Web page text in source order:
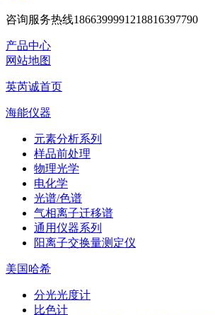
咨询服务热线1866399991218816397790
产品中心
网站地图
英芮诚首页
海能仪器
元素分析系列
样品前处理
物理光学
电化学
光谱/色谱
气相离子迁移谱
通用仪器系列
阳离子交换量测定仪
美国哈希
分光光度计
比色计